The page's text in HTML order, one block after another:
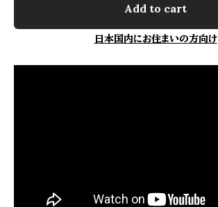
Add to cart
日本国内にお住まいの方向け